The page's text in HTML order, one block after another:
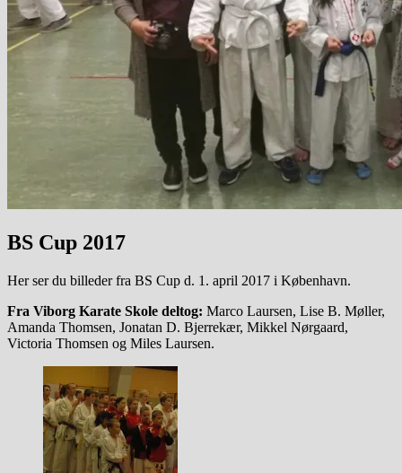
BS Cup 2017
Her ser du billeder fra BS Cup d. 1. april 2017 i København.
Fra Viborg Karate Skole deltog: Marco Laursen, Lise B. Møller,
Amanda Thomsen, Jonatan D. Bjerrekær, Mikkel Nørgaard,
Victoria Thomsen og Miles Laursen.